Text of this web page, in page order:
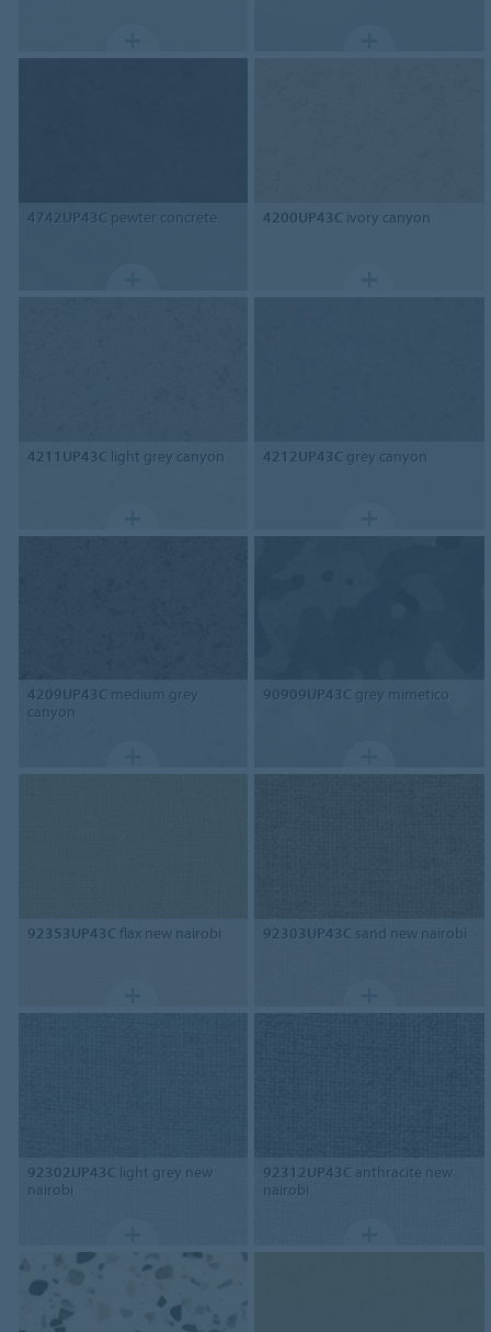
4742UP43C pewter concrete 4200UP43C ivory canyon
4211UP43C light grey canyon 4212UP43C grey canyon
4209UP43C medium grey
canyon
90909UP43C grey mimetico
92353UP43C flax new nairobi 92303UP43C sand new nairobi
92302UP43C light grey new
nairobi
92312UP43C anthracite new
nairobi